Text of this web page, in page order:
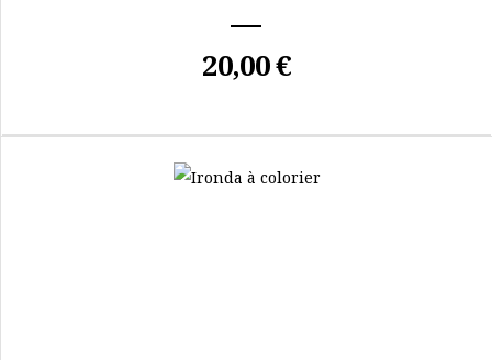
20,00 €